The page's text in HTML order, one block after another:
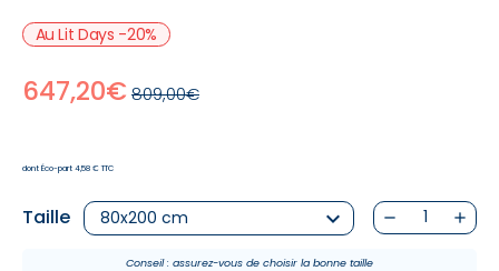
Au Lit Days -20%
647,20€ 809,00€
dont Éco-part 4,58 € TTC
Taille 80x200 cm keyboard_arrow_down remove add
Conseil : assurez-vous de choisir la bonne taille